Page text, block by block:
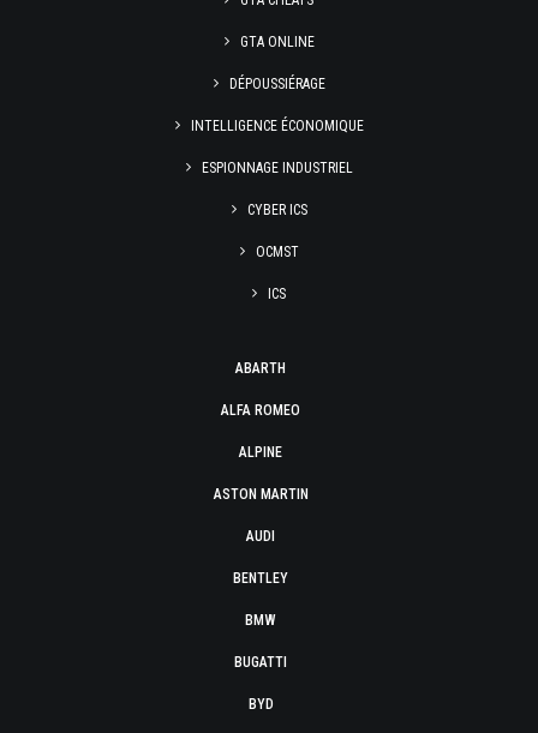
GTA ONLINE
DÉPOUSSIÉRAGE
INTELLIGENCE ÉCONOMIQUE
ESPIONNAGE INDUSTRIEL
CYBER ICS
OCMST
ICS
ABARTH
ALFA ROMEO
ALPINE
ASTON MARTIN
AUDI
BENTLEY
BMW
BUGATTI
BYD